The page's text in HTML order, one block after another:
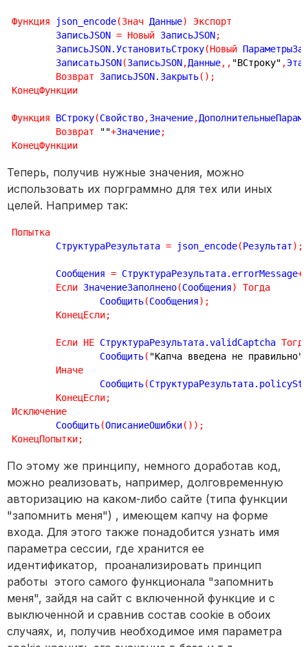
Функция json_encode(Знач Данные)
Экспорт
	ЗаписьJSON
= Новый ЗаписьJSON;
	ЗаписьJSON.УстановитьСтроку
(Новый
	ЗаписатьJSON
(ЗаписьJSON,Данные, , "ВСтроку" ,
Возврат ЗаписьJSON.Закрыть( ) ;
КонецФункции
Функция ВСтроку(Свойство,Значение,
Возврат
""+Значение;
КонецФункции
Теперь, получив нужные значения, можно
использовать их порграммно для тех или иных
целей. Например так:
Попытка
	СтруктураРезультата
= json_encode(Результат) ;
	Сообщения
= СтруктураРезультата.errorMessage+
Если ЗначениеЗаполнено(Сообщения)
Тогда
		Сообщить
(Сообщения) ;
КонецЕсли;
Если НЕ СтруктураРезультата.validCaptcha
		Сообщить
( "Капча введена не правильно"
Иначе
		Сообщить
(
КонецЕсли;
Исключение
	Сообщить
(ОписаниеОшибки( ) ) ;
КонецПопытки;
По этому же принципу, немного доработав код,
можно реализовать, например, долговременную
авторизацию на каком-либо сайте (типа функции
"запомнить меня") , имеющем капчу на форме
входа. Для этого также понадобится узнать имя
параметра сессии, где хранится ее
идентификатор, проанализировать принцип
работы этого самого функционала "запомнить
меня", зайдя на сайт с включенной функцие и с
выключенной и сравнив состав cookie в обоих
случаях, и, получив необходимое имя параметра